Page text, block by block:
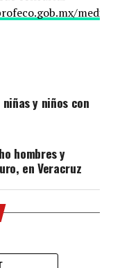
y niños con
hombres y
en Veracruz